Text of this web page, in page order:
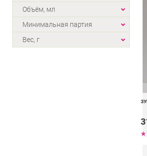
Объём, мл
Минимальная партия
Вес, г